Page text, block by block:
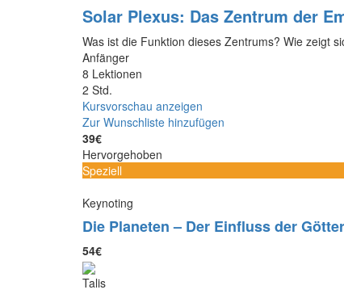
Solar Plexus: Das Zentrum der
Was ist die Funktion dieses Zentrums? Wie zeigt
Anfänger
8 Lektionen
2 Std.
Kursvorschau anzeigen
Zur Wunschliste hinzufügen
39€
Hervorgehoben
Speziell
Keynoting
Die Planeten – Der Einfluss der Götter
54€
Talis